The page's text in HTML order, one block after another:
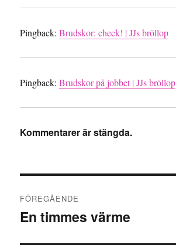
Pingback:Brudskor: check! | JJs bröllop
Pingback:Brudskor på jobbet | JJs bröllop
Kommentarer är stängda.
FÖREGÅENDE
Föregående
En timmes värme